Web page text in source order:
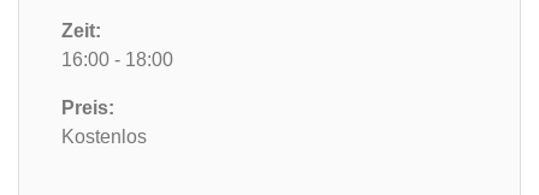
Zeit:
16:00 - 18:00
Preis:
Kostenlos